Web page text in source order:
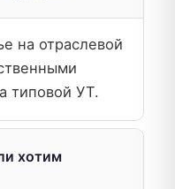
на отраслевой
типовой УТ.
хотим